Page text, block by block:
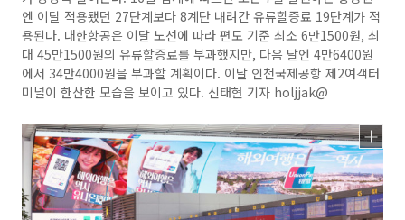
엔 이달 적용됐던 27단계보다 8계단 내려간 유류할증료 19단계가 적
용된다. 대한항공은 이달 노선에 따라 편도 기준 최소 6만1500원, 최
대 45만1500원의 유류할증료를 부과했지만, 다음 달엔 4만6400원
에서 34만4000원을 부과할 계획이다. 이날 인천국제공항 제2여객터
미널이 한산한 모습을 보이고 있다. 신태현 기자 holjjak@